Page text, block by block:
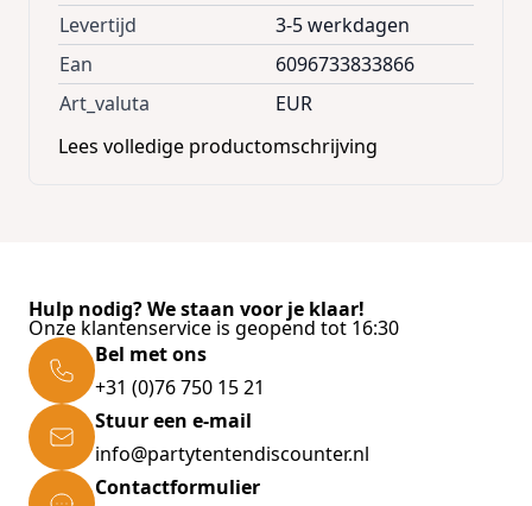
Levertijd
3-5 werkdagen
Ean
6096733833866
Art_valuta
EUR
Lees volledige productomschrijving
Hulp nodig? We staan voor je klaar!
Onze klantenservice is geopend tot 16:30
Bel met ons
+31 (0)76 750 15 21
Stuur een e-mail
info@partytentendiscounter.nl
Contactformulier